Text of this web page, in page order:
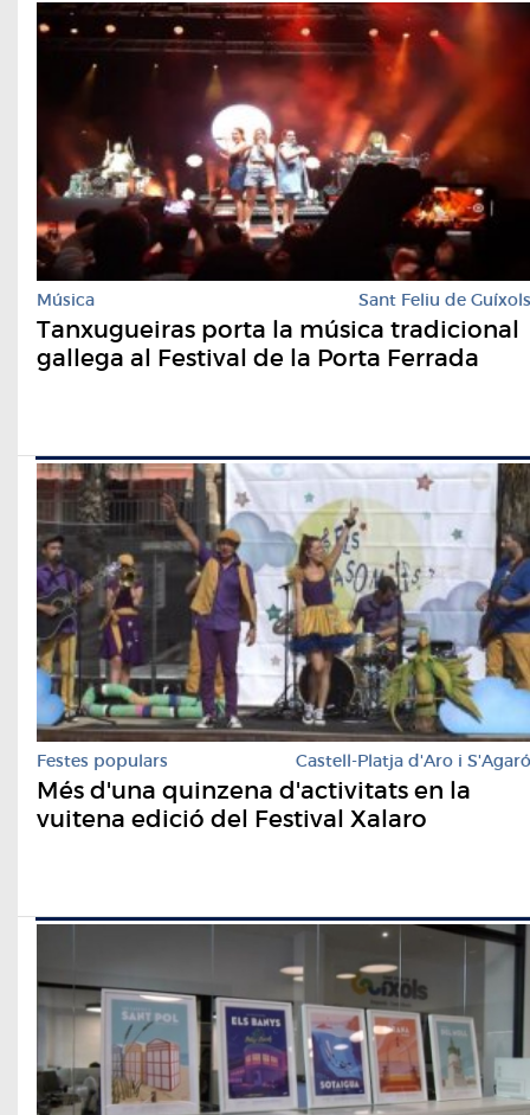
Música Sant Feliu de Guíxols
Tanxugueiras porta la música tradicional
gallega al Festival de la Porta Ferrada
Festes populars Castell-Platja d'Aro i S'Agaró
Més d'una quinzena d'activitats en la
vuitena edició del Festival Xalaro